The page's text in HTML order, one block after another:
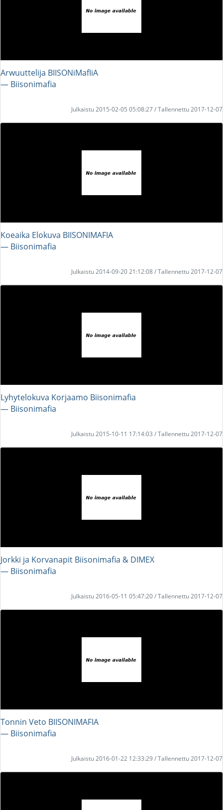
Arwuuttelija BIISONiMafIiA
― Biisonimafia
Julkaistu 2015-02-05 05:08:27 / Tallennettu 2017-12-07
Koeaika Elokuva BIISONIMAFIA
― Biisonimafia
Julkaistu 2014-09-20 21:12:08 / Tallennettu 2017-12-07
Lyhytelokuva Korjaamo Biisonimafia
― Biisonimafia
Julkaistu 2015-10-11 17:14:03 / Tallennettu 2017-12-07
Jorkki ja Korvanapit Biisonimafia & DIMEX
― Biisonimafia
Julkaistu 2016-05-11 05:47:20 / Tallennettu 2017-12-07
Tonnin Veto BIISONIMAFIA
― Biisonimafia
Julkaistu 2016-01-22 12:33:29 / Tallennettu 2017-12-07